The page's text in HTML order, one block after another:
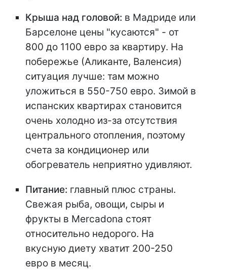
Крыша над головой: в Мадриде или
Барселоне цены "кусаются" - от
800 до 1100 евро за квартиру. На
побережье (Аликанте, Валенсия)
ситуация лучше: там можно
уложиться в 550-750 евро. Зимой в
испанских квартирах становится
очень холодно из-за отсутствия
центрального отопления, поэтому
счета за кондиционер или
обогреватель неприятно удивляют.
Питание: главный плюс страны.
Свежая рыба, овощи, сыры и
фрукты в Mercadona стоят
относительно недорого. На
вкусную диету хватит 200-250
евро в месяц.